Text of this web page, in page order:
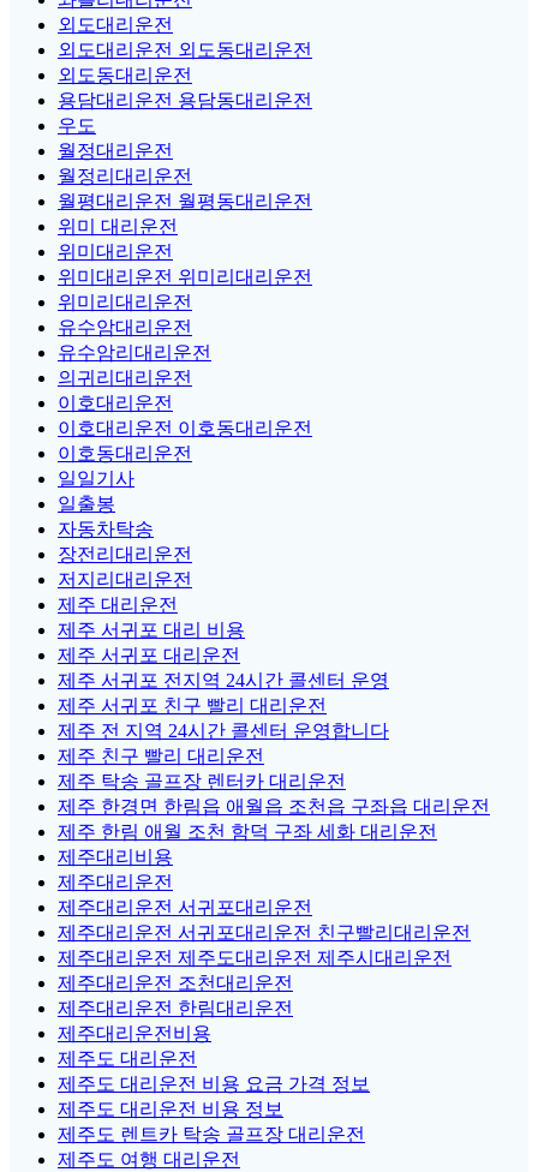
외도대리운전
외도대리운전 외도동대리운전
외도동대리운전
용담대리운전 용담동대리운전
우도
월정대리운전
월정리대리운전
월평대리운전 월평동대리운전
위미 대리운전
위미대리운전
위미대리운전 위미리대리운전
위미리대리운전
유수암대리운전
유수암리대리운전
의귀리대리운전
이호대리운전
이호대리운전 이호동대리운전
이호동대리운전
일일기사
일출봉
자동차탁송
장전리대리운전
저지리대리운전
제주 대리운전
제주 서귀포 대리 비용
제주 서귀포 대리운전
제주 서귀포 전지역 24시간 콜센터 운영
제주 서귀포 친구 빨리 대리운전
제주 전 지역 24시간 콜센터 운영합니다
제주 친구 빨리 대리운전
제주 탁송 골프장 렌터카 대리운전
제주 한경면 한림읍 애월읍 조천읍 구좌읍 대리운전
제주 한림 애월 조천 함덕 구좌 세화 대리운전
제주대리비용
제주대리운전
제주대리운전 서귀포대리운전
제주대리운전 서귀포대리운전 친구빨리대리운전
제주대리운전 제주도대리운전 제주시대리운전
제주대리운전 조천대리운전
제주대리운전 한림대리운전
제주대리운전비용
제주도 대리운전
제주도 대리운전 비용 요금 가격 정보
제주도 대리운전 비용 정보
제주도 렌트카 탁송 골프장 대리운전
제주도 여행 대리운전